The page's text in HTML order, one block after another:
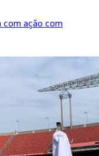
com ação com